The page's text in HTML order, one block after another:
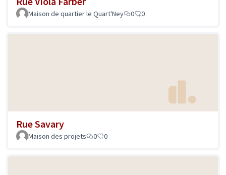
Maison de quartier le Quart'Ney 0 0
Rue Savary
Maison des projets 0 0